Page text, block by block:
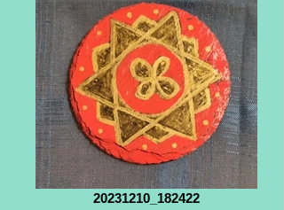
20231210_182422